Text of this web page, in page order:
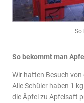
So
So bekommt man
Wir hatten Besuch
Alle Schüler haben 1
die Äpfel zu Apfelsaft